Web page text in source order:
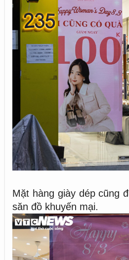
Mặt hàng giày dép cũng
săn đồ khuyến mại.